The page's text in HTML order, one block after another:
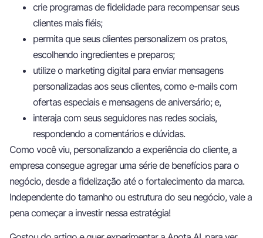
crie programas de fidelidade para recompensar seus
clientes mais fiéis;
permita que seus clientes personalizem os pratos,
escolhendo ingredientes e preparos;
utilize o marketing digital para enviar mensagens
personalizadas aos seus clientes, como e-mails com
ofertas especiais e mensagens de aniversário; e,
interaja com seus seguidores nas redes sociais,
respondendo a comentários e dúvidas.
Como você viu, personalizando a experiência do cliente, a
empresa consegue agregar uma série de benefícios para o
negócio, desde a fidelização até o fortalecimento da marca.
Independente do tamanho ou estrutura do seu negócio, vale a
pena começar a investir nessa estratégia!